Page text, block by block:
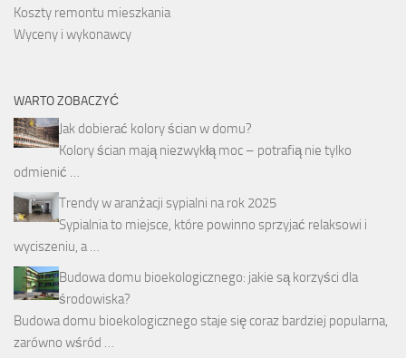
Koszty remontu mieszkania
Wyceny i wykonawcy
WARTO ZOBACZYĆ
Jak dobierać kolory ścian w domu?
Kolory ścian mają niezwykłą moc – potrafią nie tylko
odmienić …
Trendy w aranżacji sypialni na rok 2025
Sypialnia to miejsce, które powinno sprzyjać relaksowi i
wyciszeniu, a …
Budowa domu bioekologicznego: jakie są korzyści dla
środowiska?
Budowa domu bioekologicznego staje się coraz bardziej popularna,
zarówno wśród …